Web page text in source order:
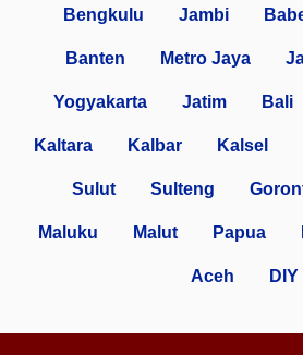
Bengkulu Jambi
Banten Metro Jaya
Yogyakarta Jatim Bali
Kaltara Kalbar Kalsel
Sulut Sulteng
Maluku Malut Papua
Aceh DIY